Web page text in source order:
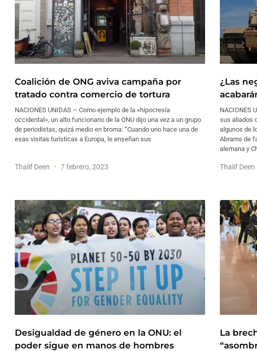
Coalición de ONG aviva campaña por
tratado contra comercio de tortura
NACIONES UNIDAS – Como ejemplo de la «hipocresía
occidental», un alto funcionario de la ONU dijo una vez a un grupo
de periodistas, quizá medio en broma: “Cuando uno hace una de
esas visitas turísticas a Europa, le enseñan sus
Thalif Deen 7 febrero, 2023
¿Las
NACIONES
sus aliados
algunos de
Abrams de
alemana y
Thalif Deen
Desigualdad de género en la ONU: el
poder sigue en manos de hombres
La